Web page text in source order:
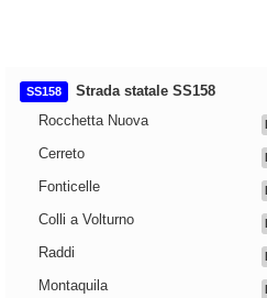
SS158
Strada statale SS158
Rocchetta Nuova
Cerreto
Fonticelle
Colli a Volturno
Raddi
Montaquila